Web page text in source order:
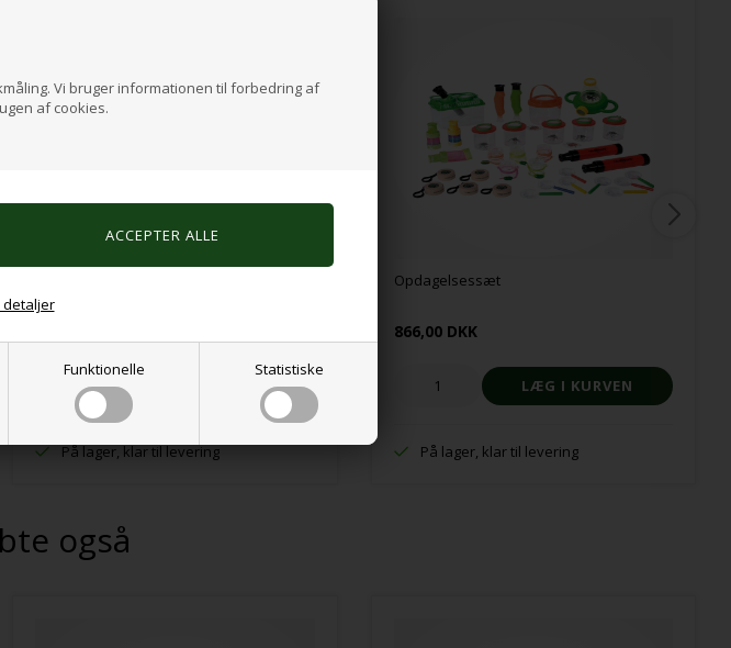
Vi bruger informationen til forbedring af
af cookies.
Funktionelle Statistiske
detaljer
På lager, klar til levering
Opdagelsessæt
866,00 DKK
På lager, klar til levering
også